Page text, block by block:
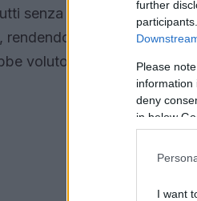
further
Please
information
deny
in below
I want
senza parole. I fan e i
rendendo omaggio a una
voluto essere lì?